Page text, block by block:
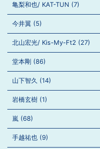
亀梨和也/ KAT-TUN (7)
今井翼 (5)
北山宏光/ Kis-My-Ft2 (27)
堂本剛 (86)
山下智久 (14)
岩橋玄樹 (1)
嵐 (68)
手越祐也 (9)